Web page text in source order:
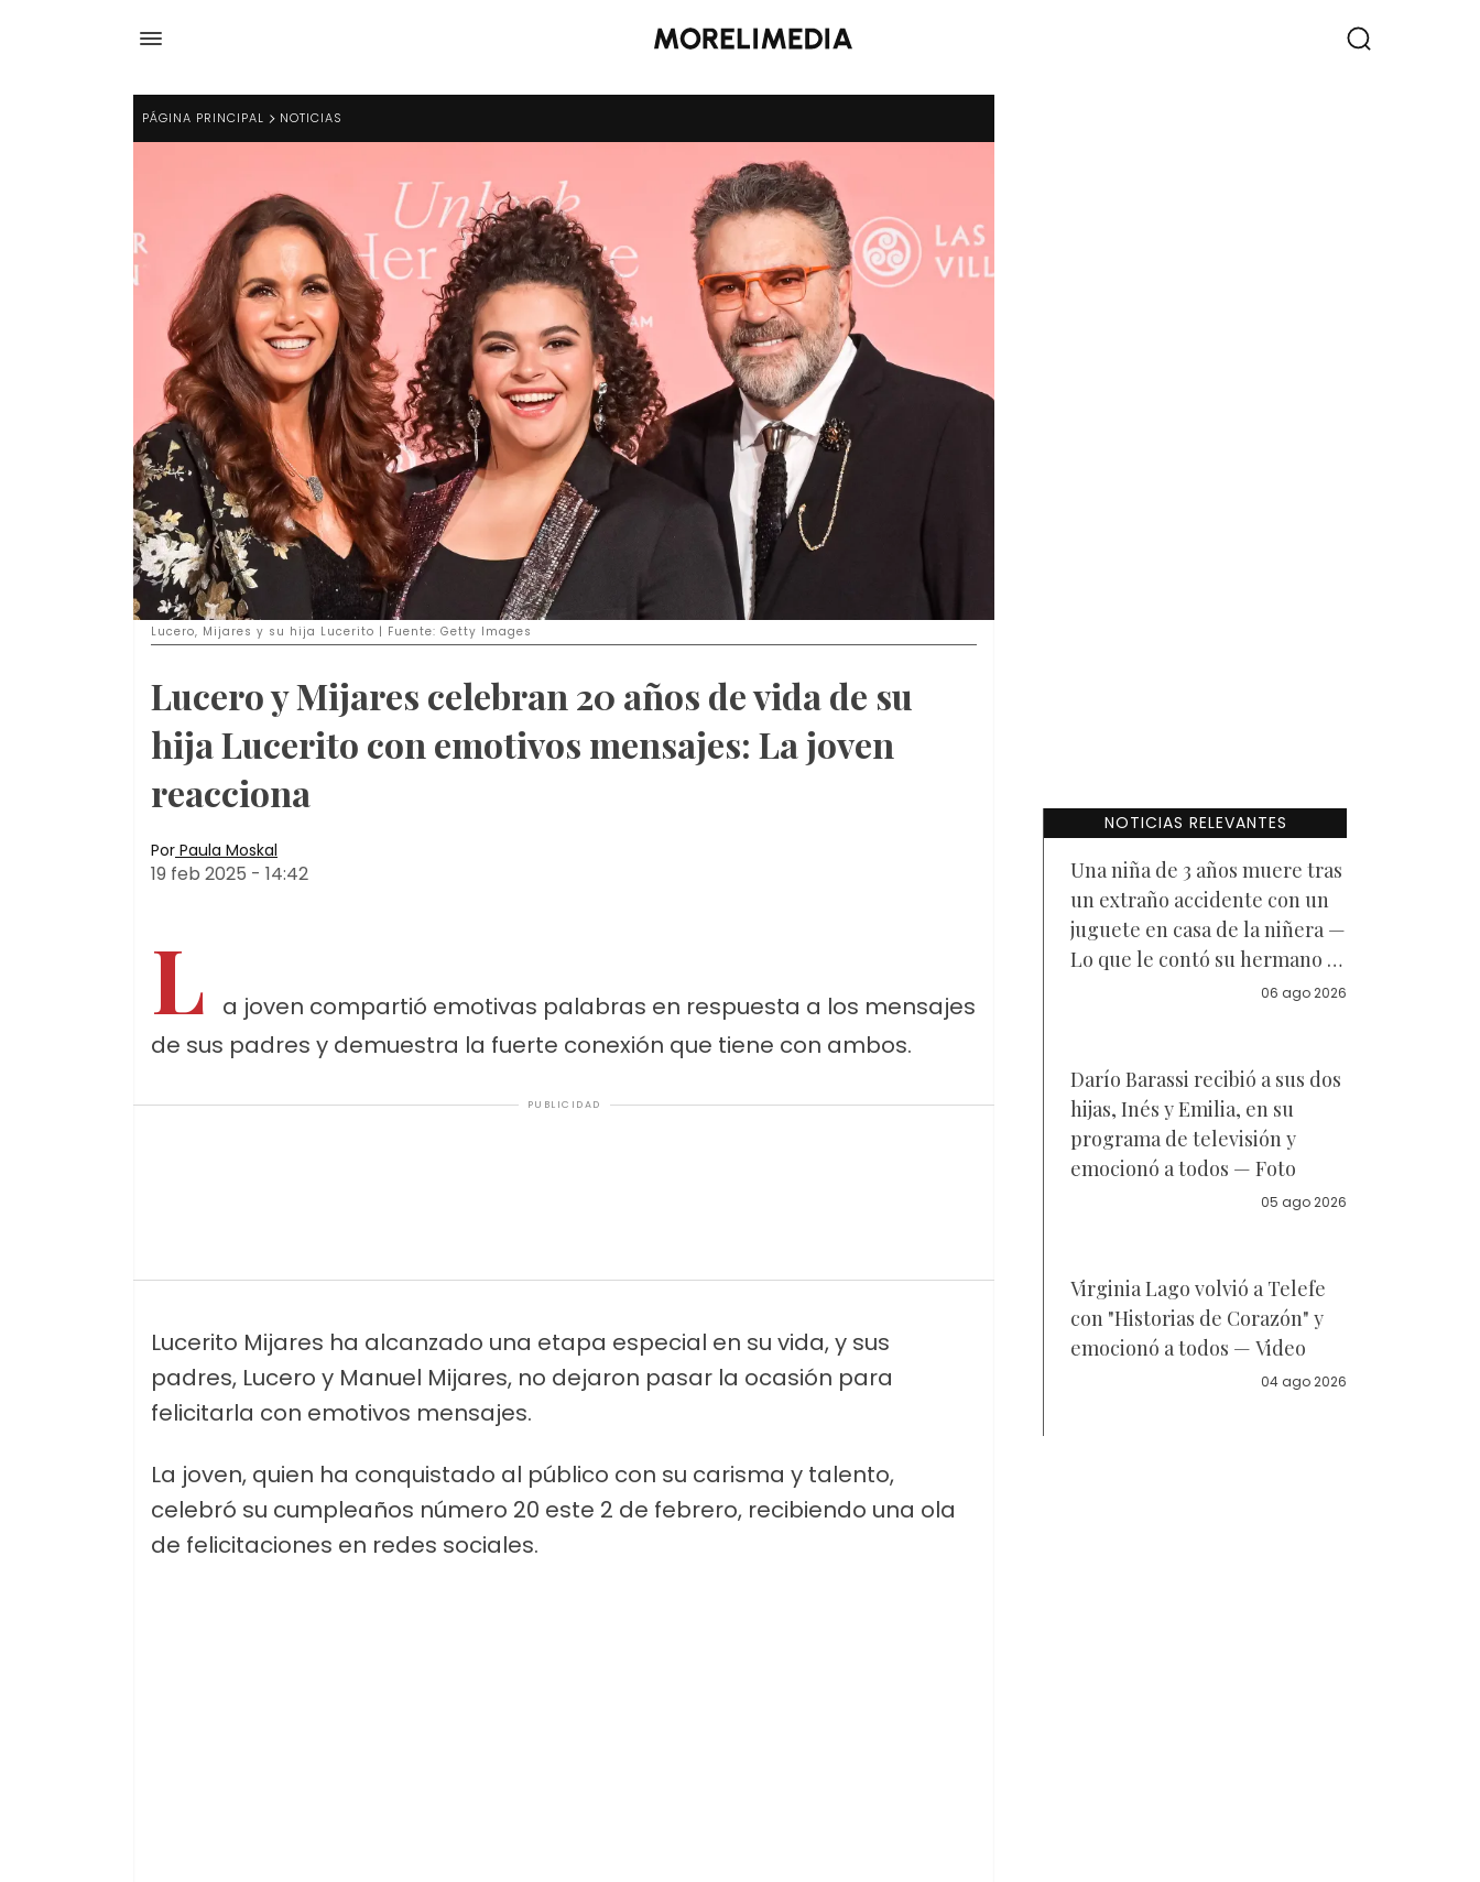
PÁGINA PRINCIPAL NOTICIAS
Lucero, Mijares y su hija Lucerito | Fuente: Getty Images
Lucero y Mijares celebran 20 años de vida de su
hija Lucerito con emotivos mensajes: La joven
reacciona
Por Paula Moskal
19 feb 2025 - 14:42
L
a joven compartió emotivas palabras en respuesta a los mensajes
de sus padres y demuestra la fuerte conexión que tiene con ambos.
PUBLICIDAD
Lucerito Mijares ha alcanzado una etapa especial en su vida, y sus
padres, Lucero y Manuel Mijares, no dejaron pasar la ocasión para
felicitarla con emotivos mensajes.
La joven, quien ha conquistado al público con su carisma y talento,
celebró su cumpleaños número 20 este 2 de febrero, recibiendo una ola
de felicitaciones en redes sociales.
NOTICIAS RELEVANTES
Una niña de 3 años muere tras
un extraño accidente con un
juguete en casa de la niñera —
Lo que le contó su hermano a
06 ago 2026
Darío Barassi recibió a sus dos
hijas, Inés y Emilia, en su
programa de televisión y
emocionó a todos — Foto
05 ago 2026
Virginia Lago volvió a Telefe
con "Historias de Corazón" y
emocionó a todos — Video
04 ago 2026